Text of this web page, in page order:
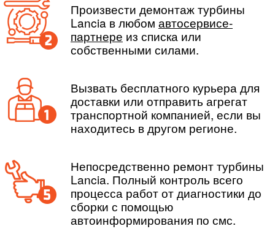
Произвести демонтаж турбины
Lancia в любом автосервисе-
партнере из списка или
собственными силами.
Вызвать бесплатного курьера для
доставки или отправить агрегат
транспортной компанией, если вы
находитесь в другом регионе.
Непосредственно ремонт турбины
Lancia. Полный контроль всего
процесса работ от диагностики до
сборки с помощью
автоинформирования по смс.